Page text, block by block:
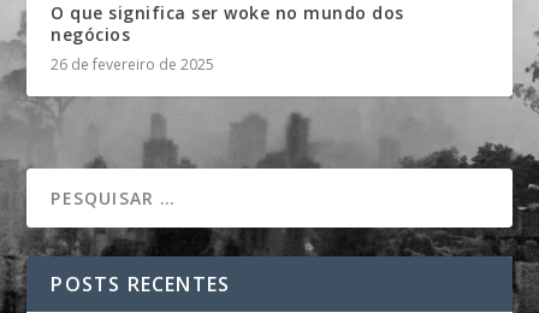
O que significa ser woke no mundo dos
negócios
26 de fevereiro de 2025
POSTS RECENTES